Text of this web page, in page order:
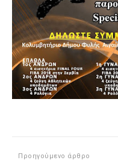
Προηγούμενο άρθρο